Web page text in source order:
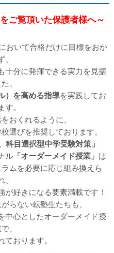
ご覧頂いた保護者様へ～
おいて合格だけに目標をおか
、
十分に発揮できる実力を見据
、
）を高める指導を実践してお
す。
おくれるように、
選びを推奨しております。
科目選択型中学受験対策」
ル 「オーダーメイド授業」 は
ムを必要に応じ組み換えら
、
が好きになる要素満載です！
らない転塾生たちも、
中心としたオーダーメイド授
、
ております。